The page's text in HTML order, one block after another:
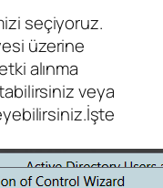
seçiyoruz.
üzerine
alınma
veya